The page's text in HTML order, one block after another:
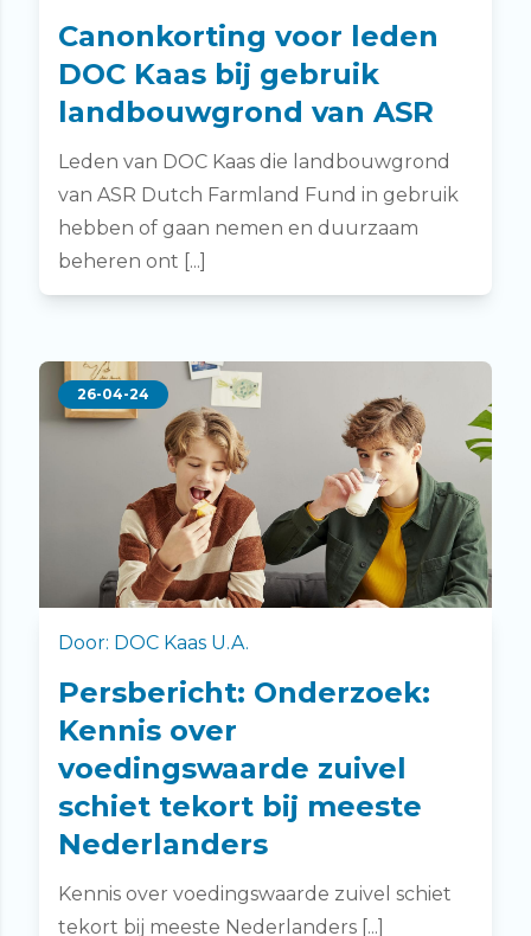
Canonkorting voor leden
DOC Kaas bij gebruik
landbouwgrond van ASR
Leden van DOC Kaas die landbouwgrond
van ASR Dutch Farmland Fund in gebruik
hebben of gaan nemen en duurzaam
beheren ont [...]
26-04-24
Door: DOC Kaas U.A.
Persbericht: Onderzoek:
Kennis over
voedingswaarde zuivel
schiet tekort bij meeste
Nederlanders
Kennis over voedingswaarde zuivel schiet
tekort bij meeste Nederlanders [...]